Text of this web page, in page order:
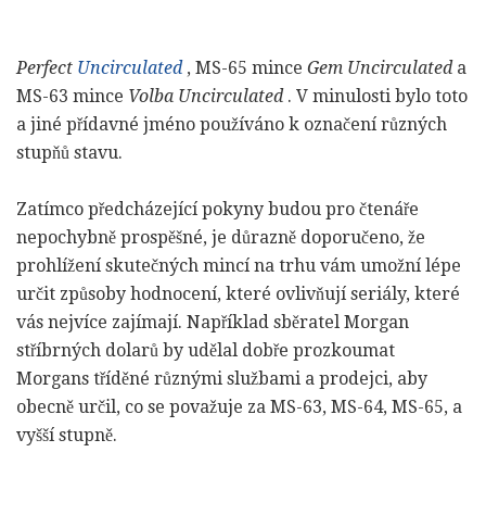
Perfect Uncirculated , MS-65 mince Gem Uncirculated a
MS-63 mince Volba Uncirculated . V minulosti bylo toto
a jiné přídavné jméno používáno k označení různých
stupňů stavu.
Zatímco předcházející pokyny budou pro čtenáře
nepochybně prospěšné, je důrazně doporučeno, že
prohlížení skutečných mincí na trhu vám umožní lépe
určit způsoby hodnocení, které ovlivňují seriály, které
vás nejvíce zajímají. Například sběratel Morgan
stříbrných dolarů by udělal dobře prozkoumat
Morgans tříděné různými službami a prodejci, aby
obecně určil, co se považuje za MS-63, MS-64, MS-65, a
vyšší stupně.